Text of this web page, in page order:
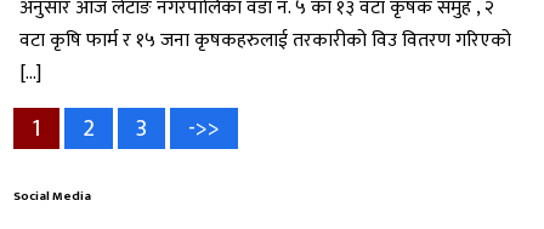
अनुसार आज लेटाङ नगरपालिका वडा नं. ५ का १३ वटा कृषक समुह , २
वटा कृषि फार्म र १५ जना कृषकहरुलाई तरकारीको विउ वितरण गरिएको
[…]
Posts
pagination
Page
1 Page
2 Page
3 ->>
Social Media